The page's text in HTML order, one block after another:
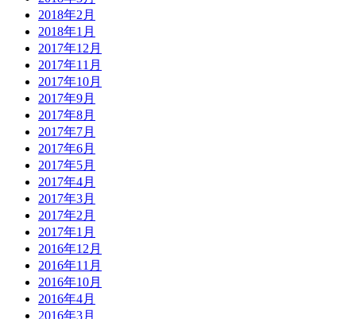
2018年2月
2018年1月
2017年12月
2017年11月
2017年10月
2017年9月
2017年8月
2017年7月
2017年6月
2017年5月
2017年4月
2017年3月
2017年2月
2017年1月
2016年12月
2016年11月
2016年10月
2016年4月
2016年3月